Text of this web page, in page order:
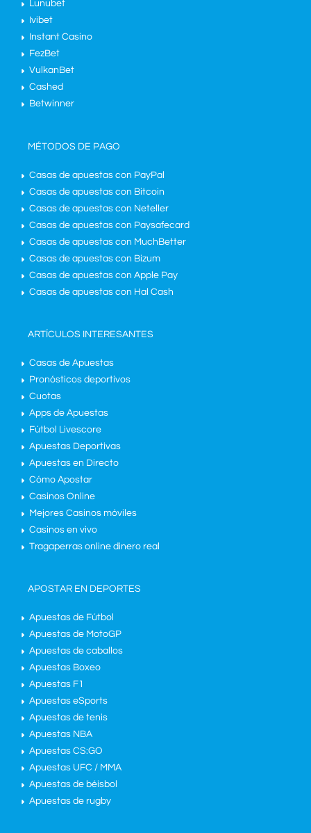
Lunubet
Ivibet
Instant Casino
FezBet
VulkanBet
Cashed
Betwinner
MÉTODOS DE PAGO
Casas de apuestas con PayPal
Casas de apuestas con Bitcoin
Casas de apuestas con Neteller
Casas de apuestas con Paysafecard
Casas de apuestas con MuchBetter
Casas de apuestas con Bizum
Casas de apuestas con Apple Pay
Casas de apuestas con Hal Cash
ARTÍCULOS INTERESANTES
Casas de Apuestas
Pronósticos deportivos
Cuotas
Apps de Apuestas
Fútbol Livescore
Apuestas Deportivas
Apuestas en Directo
Cómo Apostar
Casinos Online
Mejores Casinos móviles
Casinos en vivo
Tragaperras online dinero real
APOSTAR EN DEPORTES
Apuestas de Fútbol
Apuestas de MotoGP
Apuestas de caballos
Apuestas Boxeo
Apuestas F1
Apuestas eSports
Apuestas de tenis
Apuestas NBA
Apuestas CS:GO
Apuestas UFC / MMA
Apuestas de béisbol
Apuestas de rugby